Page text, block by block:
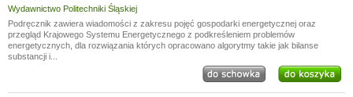
Wydawnictwo Politechniki Śląskiej
Podręcznik zawiera wiadomości z zakresu pojęć gospodarki energetycznej oraz
przegląd Krajowego Systemu Energetycznego z podkreśleniem problemów
energetycznych, dla rozwiązania których opracowano algorytmy takie jak bilanse
substancji i...